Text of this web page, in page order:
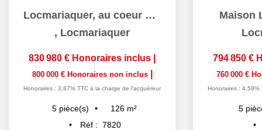
Locmariaquer, au coeur du bourg
, Locmariaquer
830 980 € Honoraires inclus
800 000 € Honoraires non inclus
Honoraires : 3,87% TTC à la charge de l'acquéreur
5 pièce(s) 126 m²
Réf : 7820
Maison
794 850 €
760 000 €
Honoraires : 4,59%
5